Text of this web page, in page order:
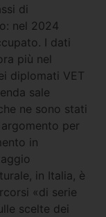
di
nel 2024
I dati
più nel
diplomati VET
sale
ne sono stati
per
in
in Italia, è
«di serie
scelte dei